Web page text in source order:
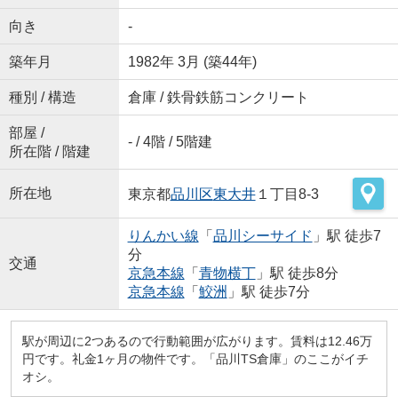
向き -
築年月 1982年 3月 (築44年)
種別 / 構造 倉庫 / 鉄骨鉄筋コンクリート
部屋 /
所在階 / 階建
- / 4階 / 5階建
所在地 東京都品川区東大井１丁目8‐3
交通
りんかい線 「 品川シーサイド 」駅 徒歩7
分
京急本線 「 青物横丁」駅 徒歩8分
京急本線 「 鮫洲 」駅 徒歩7分
駅が周辺に2つあるので行動範囲が広がります。賃料は12.46万
円です。礼金1ヶ月の物件です。「品川TS倉庫」のここがイチ
オシ。